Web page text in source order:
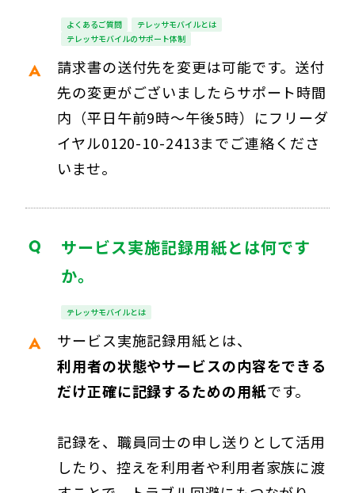
よくあるご質問
テレッサモバイルとは
テレッサモバイルのサポート体制
請求書の送付先を変更は可能です。送付
先の変更がございましたらサポート時間
内（平日午前9時～午後5時）にフリーダ
イヤル0120-10-2413までご連絡くださ
いませ。
サービス実施記録用紙とは何です
か。
テレッサモバイルとは
サービス実施記録用紙とは、
利用者の状態やサービスの内容をできる
だけ正確に記録するための用紙です。
記録を、職員同士の申し送りとして活用
したり、控えを利用者や利用者家族に渡